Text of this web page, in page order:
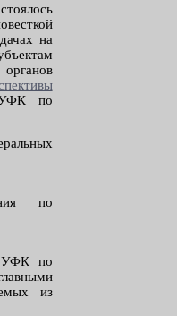
на
УФК по
по
УФК по
из